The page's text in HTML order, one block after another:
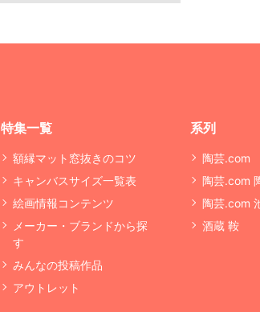
特集一覧
額縁マット窓抜きのコツ
キャンバスサイズ一覧表
絵画情報コンテンツ
メーカー・ブランドから探
す
みんなの投稿作品
アウトレット
系列
陶芸.com
陶芸.com
陶芸.com
酒蔵 鞍